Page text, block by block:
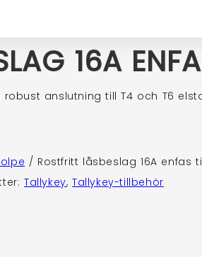
16A
robust anslutning till T4 och T6
/ Rostfritt låsbeslag 16A enfas
Tallykey,Tallykey-tillbehör